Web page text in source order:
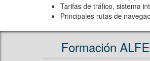
Tarifas de tráfico, sistema
Principales rutas de
Formación